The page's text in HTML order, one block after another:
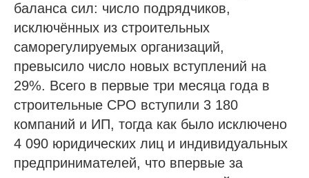
баланса сил: число подрядчиков,
исключённых из строительных
саморегулируемых организаций,
превысило число новых вступлений на
29%. Всего в первые три месяца года в
строительные СРО вступили 3 180
компаний и ИП, тогда как было исключено
4 090 юридических лиц и индивидуальных
предпринимателей, что впервые за